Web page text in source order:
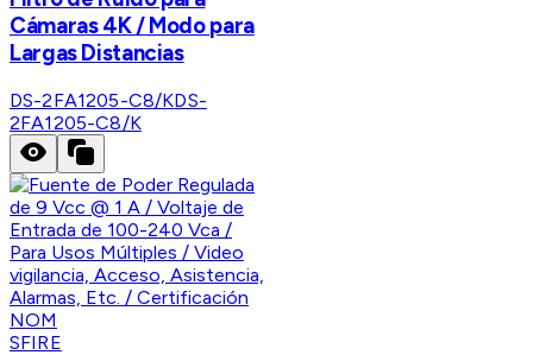
Cámaras 4K / Modo para
Largas Distancias
DS-2FA1205-C8/KDS-
2FA1205-C8/K
SFIRE